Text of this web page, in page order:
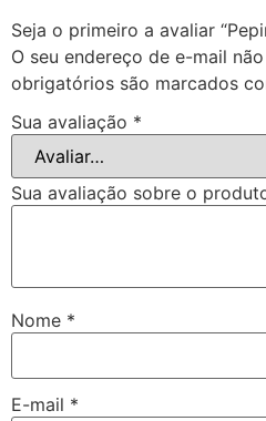
Seja o primeiro a avaliar
O seu endereço de e-mail
obrigatórios são marcados
Sua avaliação *
Sua avaliação sobre o
Nome *
E-mail *